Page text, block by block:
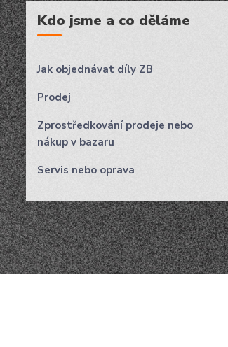
Kdo jsme a co děláme
Jak objednávat díly ZB
Prodej
Zprostředkování prodeje nebo
nákup v bazaru
Servis nebo oprava